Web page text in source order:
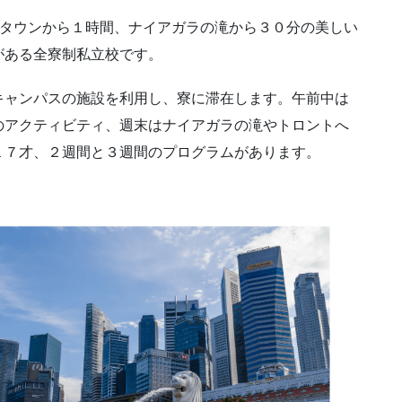
ウンから１時間、ナイアガラの滝から３０分の美しい
る全寮制私立校です。
ンパスの施設を利用し、寮に滞在します。午前中は
クティビティ、週末はナイアガラの滝やトロントへ
才、２週間と３週間のプログラムがあります。